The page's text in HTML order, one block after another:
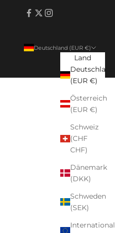
Deutschland (EUR €)
Land
Deutschland
(EUR €)
Österreich
(EUR €)
Schweiz
(CHF
CHF)
Dänemark
(DKK)
Schweden
(SEK)
International